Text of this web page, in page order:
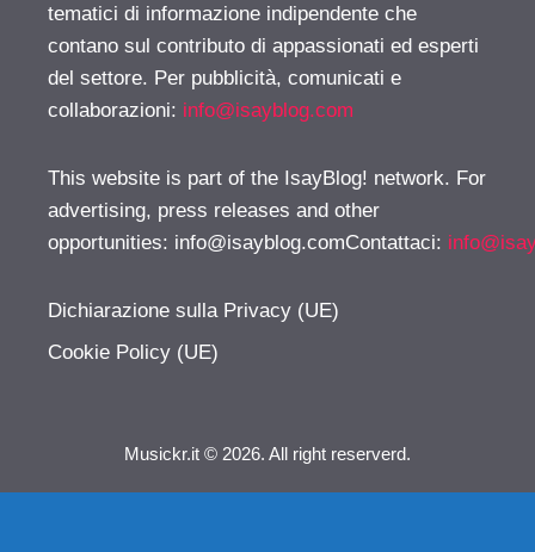
tematici di informazione indipendente che
contano sul contributo di appassionati ed esperti
del settore. Per pubblicità, comunicati e
collaborazioni: info@isayblog.com
This website is part of the IsayBlog! network. For
advertising, press releases and other
opportunities: info@isayblog.comContattaci:
Dichiarazione sulla Privacy (UE)
Cookie Policy (UE)
Musickr.it © 2026. All right reserverd.